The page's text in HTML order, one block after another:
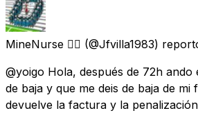
MineNurse 🏳️‍🌈 (@Jfvilla1983)
@yoigo Hola, después de 72h ando
de baja y que me deis de baja de mi
devuelve la factura y la